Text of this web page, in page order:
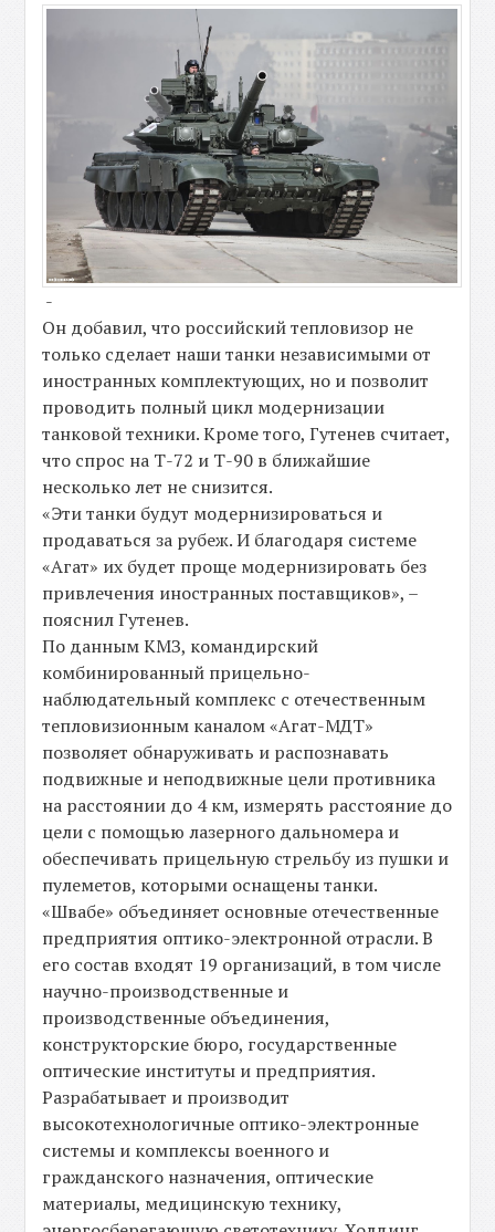
-
Он добавил, что российский тепловизор не
только сделает наши танки независимыми от
иностранных комплектующих, но и позволит
проводить полный цикл модернизации
танковой техники. Кроме того, Гутенев считает,
что спрос на Т-72 и Т-90 в ближайшие
несколько лет не снизится.
«Эти танки будут модернизироваться и
продаваться за рубеж. И благодаря системе
«Агат» их будет проще модернизировать без
привлечения иностранных поставщиков», –
пояснил Гутенев.
По данным КМЗ, командирский
комбинированный прицельно-
наблюдательный комплекс с отечественным
тепловизионным каналом «Агат-МДТ»
позволяет обнаруживать и распознавать
подвижные и неподвижные цели противника
на расстоянии до 4 км, измерять расстояние до
цели с помощью лазерного дальномера и
обеспечивать прицельную стрельбу из пушки и
пулеметов, которыми оснащены танки.
«Швабе» объединяет основные отечественные
предприятия оптико-электронной отрасли. В
его состав входят 19 организаций, в том числе
научно-производственные и
производственные объединения,
конструкторские бюро, государственные
оптические институты и предприятия.
Разрабатывает и производит
высокотехнологичные оптико-электронные
системы и комплексы военного и
гражданского назначения, оптические
материалы, медицинскую технику,